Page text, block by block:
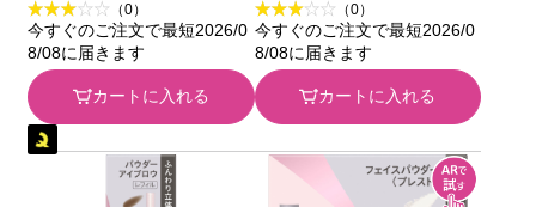
フィーナ （0）
今すぐのご注文で最短2026/0
8/08に届きます
カートに入れる
ーナ
（0）
今すぐのご注文で最短2026/0
8/08に届きます
カートに入れる